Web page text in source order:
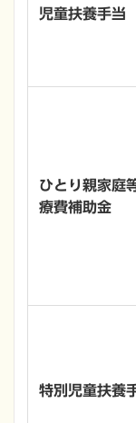
児童扶養手当
ひとり親家庭
療費補助金
特別児童扶養